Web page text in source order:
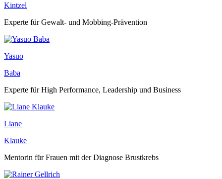
Kintzel
Experte für Gewalt- und Mobbing-Prävention
Yasuo
Baba
Experte für High Performance, Leadership und Business
Liane
Klauke
Mentorin für Frauen mit der Diagnose Brustkrebs